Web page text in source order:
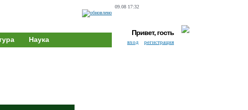
09.08 17:32
Наука
Привет, гость
вход регистрация